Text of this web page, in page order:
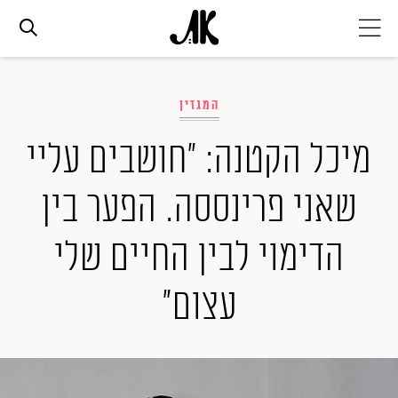
אופנה
ביוטי
סלבס
המגזין
מיכל הקטנה: "חושבים עליי
שאני פרינססה. הפער בין
הדימוי לבין החיים שלי
עצום"